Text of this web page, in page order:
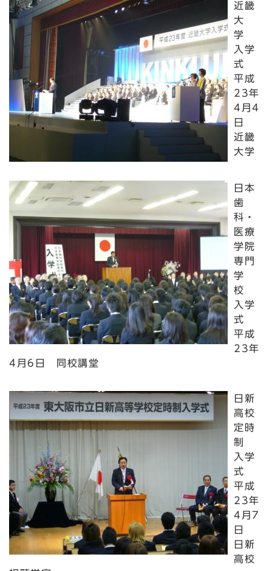
近畿
大
学
入学
式
平成
23年
4月4
日
近畿
大学
日本
歯
科・
医療
学院
専門
学
校
入学
式
平成
23年
4月6日 同校講堂
日新
高校
定時
制
入学
式
平成
23年
4月7
日
日新
高校